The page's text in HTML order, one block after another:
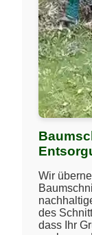
Wir
des
dass Ihr